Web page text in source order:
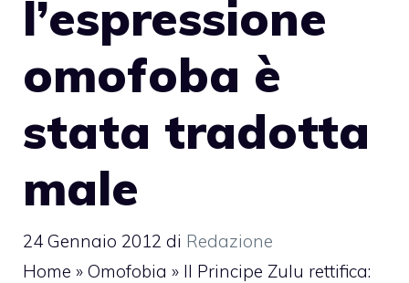
l’espressione
omofoba è
stata tradotta
male
24 Gennaio 2012 di Redazione
Home » Omofobia » Il Principe Zulu rettifica: